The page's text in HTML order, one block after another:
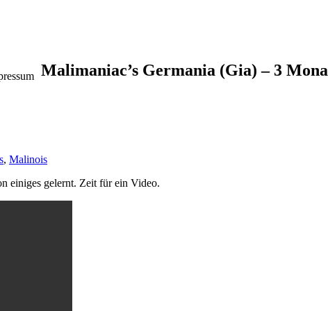
Malimaniac’s Germania (Gia) – 3
, Malinois
einiges gelernt. Zeit für ein Video.